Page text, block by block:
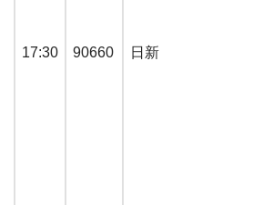
17:30 90660 日新